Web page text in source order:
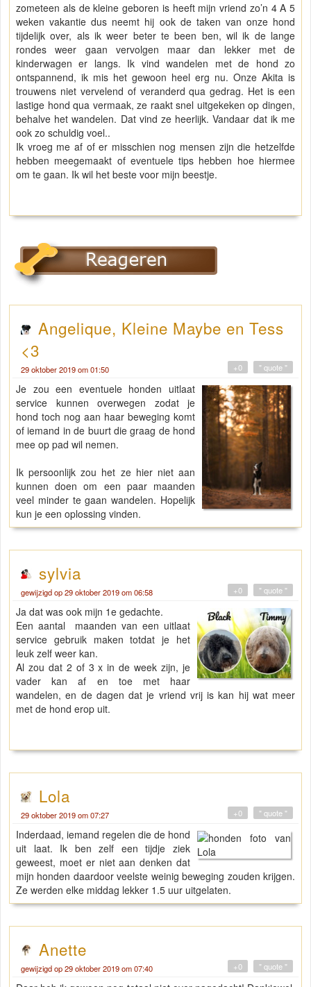
zometeen als de kleine geboren is heeft mijn vriend zo’n 4 A 5
weken vakantie dus neemt hij ook de taken van onze hond
tijdelijk over, als ik weer beter te been ben, wil ik de lange
rondes weer gaan vervolgen maar dan lekker met de
kinderwagen er langs. Ik vind wandelen met de hond zo
ontspannend, ik mis het gewoon heel erg nu. Onze Akita is
trouwens niet vervelend of veranderd qua gedrag. Het is een
lastige hond qua vermaak, ze raakt snel uitgekeken op dingen,
behalve het wandelen. Dat vind ze heerlijk. Vandaar dat ik me
ook zo schuldig voel..
Ik vroeg me af of er misschien nog mensen zijn die hetzelfde
hebben meegemaakt of eventuele tips hebben hoe hiermee
om te gaan. Ik wil het beste voor mijn beestje.
Angelique, Kleine Maybe en Tess
<3
29 oktober 2019 om 01:50 " quote "
+0
Je zou een eventuele honden uitlaat
service kunnen overwegen zodat je
hond toch nog aan haar beweging komt
of iemand in de buurt die graag de hond
mee op pad wil nemen.
Ik persoonlijk zou het ze hier niet aan
kunnen doen om een paar maanden
veel minder te gaan wandelen. Hopelijk
kun je een oplossing vinden.
sylvia
gewijzigd op 29 oktober 2019 om 06:58 " quote "
+0
Ja dat was ook mijn 1e gedachte.
Een aantal maanden van een uitlaat
service gebruik maken totdat je het
leuk zelf weer kan.
Al zou dat 2 of 3 x in de week zijn, je
vader kan af en toe met haar
wandelen, en de dagen dat je vriend vrij is kan hij wat meer
met de hond erop uit.
Lola
29 oktober 2019 om 07:27 " quote "
+0
Inderdaad, iemand regelen die de hond
uit laat. Ik ben zelf een tijdje ziek
geweest, moet er niet aan denken dat
mijn honden daardoor veelste weinig beweging zouden krijgen.
Ze werden elke middag lekker 1.5 uur uitgelaten.
Anette
gewijzigd op 29 oktober 2019 om 07:40 " quote "
+0